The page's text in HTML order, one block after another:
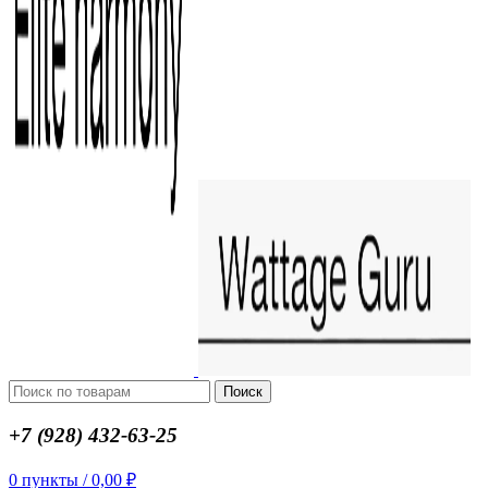
Поиск
+7 (928) 432-63-25
0 пункты / 0,00 ₽